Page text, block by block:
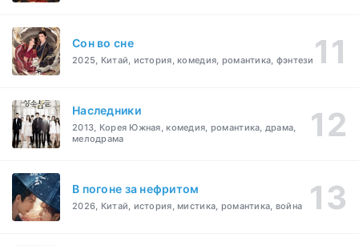
Cон во сне
2025, Китай, история, комедия, романтика, фэнтези
Наследники
2013, Корея Южная, комедия, романтика, драма,
мелодрама
В погоне за нефритом
2026, Китай, история, мистика, романтика, война